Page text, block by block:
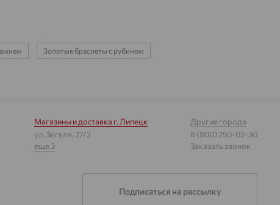
Золотые браслеты с рубином
Магазины и доставка г. Липецк
ул. Зегеля, 27/2
еще 3
Другие города
8 (800) 250-02-30
Заказать звонок
Подписаться на рассылку